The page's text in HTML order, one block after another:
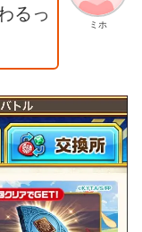
ミホ
るっ